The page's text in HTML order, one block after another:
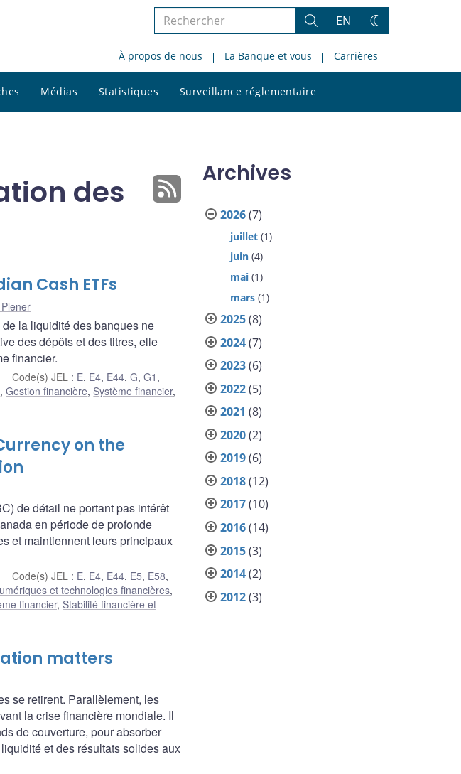
Rechercher
le
site
Rechercher
EN
Changez
thème
À propos de nous La Banque et vous Carrières
Médias Statistiques Surveillance réglementaire
le
des
Cash ETFs
la liquidité des banques ne
des dépôts et des titres, elle
financier.
Code(s) JEL : E, E4, E44,G,G1 ,
,Gestion financière, Système financier,
on the
de détail ne portant pas intérêt
en période de profonde
et maintiennent leurs principaux
Code(s) JEL : E, E4, E44, E5, E58,
et technologies financières,
financier, Stabilité financière et
matters
se retirent. Parallèlement, les
la crise financière mondiale. Il
de couverture, pour absorber
et des résultats solides aux
Archives
2026(7)
juillet (1)
juin (4)
mai (1)
mars (1)
2025(8)
2024(7)
2023(6)
2022(5)
2021 (8)
2020(2)
2019(6)
2018(12)
2017(10)
2016(14)
2015(3)
2014(2)
2012(3)